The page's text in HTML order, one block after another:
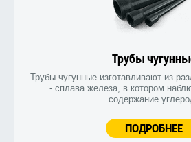
Трубы
Трубы чугунные изготавливают из
- сплава железа, в котором
содержание
ПОДРОБНЕЕ